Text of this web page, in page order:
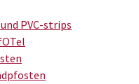
PVC-strips